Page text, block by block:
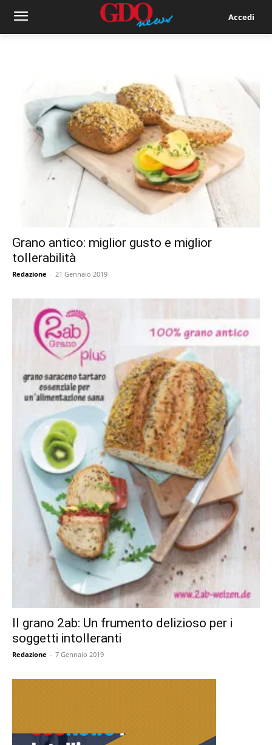
Accedi
Grano antico: miglior gusto e miglior
tollerabilità
Redazione - 21 Gennaio 2019
Il grano 2ab: Un frumento delizioso per i
soggetti intolleranti
Redazione - 7 Gennaio 2019